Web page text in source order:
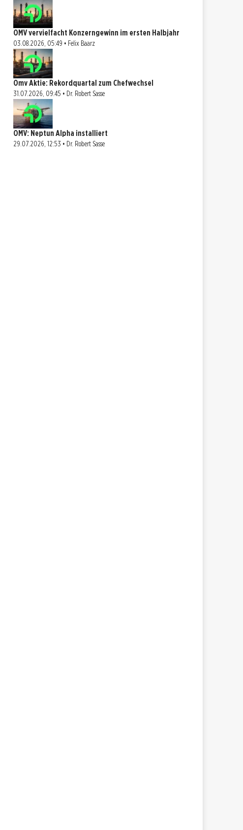
OMV vervielfacht Konzerngewinn im ersten Halbjahr
03.08.2026, 05:49 • Felix Baarz
Omv Aktie: Rekordquartal zum Chefwechsel
31.07.2026, 09:45 • Dr. Robert Sasse
OMV: Neptun Alpha installiert
29.07.2026, 12:53 • Dr. Robert Sasse